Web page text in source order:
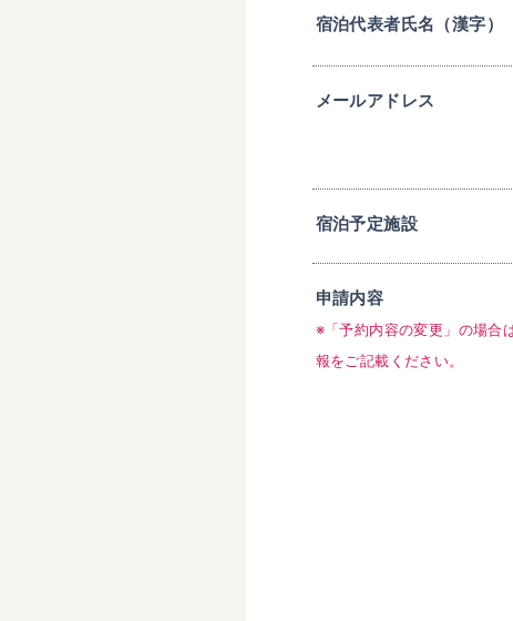
宿泊代表者氏名（漢字）
メールアドレス
宿泊予定施設
申請内容
※「予約内容の変更」の場合
報をご記載ください。